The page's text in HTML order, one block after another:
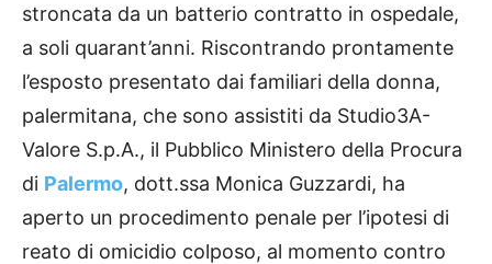
stroncata da un batterio contratto in ospedale,
a soli quarant’anni. Riscontrando prontamente
l’esposto presentato dai familiari della donna,
palermitana, che sono assistiti da Studio3A-
Valore S.p.A., il Pubblico Ministero della Procura
di Palermo, dott.ssa Monica Guzzardi, ha
aperto un procedimento penale per l’ipotesi di
reato di omicidio colposo, al momento contro